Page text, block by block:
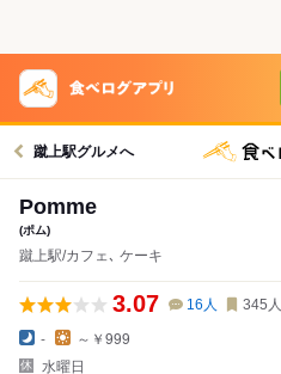
蹴上駅グルメへ
Pomme
(ポム)
蹴上駅/カフェ､ ケーキ
3.07 16 人 345 人
-
～￥999
水曜日